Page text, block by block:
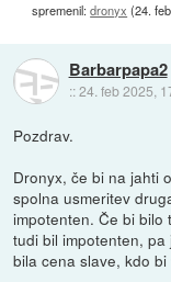
spremenil:dronyx (24.
Barbarpapa2
::24. feb 2025,
Pozdrav.
Dronyx, če bi na jahti
spolna usmeritev
impotenten. Če bi bilo
tudi bil impotenten,
bila cena slave, kdo